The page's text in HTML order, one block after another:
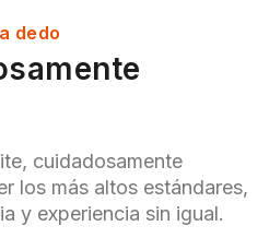
dedo
cuidadosamente
los más altos estándares,
y experiencia sin igual.